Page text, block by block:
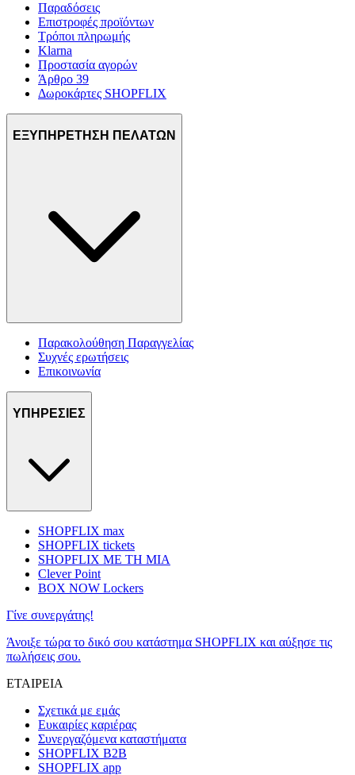
Παραδόσεις
Επιστροφές προϊόντων
Τρόποι πληρωμής
Klarna
Προστασία αγορών
Άρθρο 39
Δωροκάρτες SHOPFLIX
ΕΞΥΠΗΡΕΤΗΣΗ ΠΕΛΑΤΩΝ
Παρακολούθηση Παραγγελίας
Συχνές ερωτήσεις
Επικοινωνία
ΥΠΗΡΕΣΙΕΣ
SHOPFLIX max
SHOPFLIX tickets
SHOPFLIX ΜΕ ΤΗ ΜΙΑ
Clever Point
BOX NOW Lockers
Γίνε συνεργάτης!
Άνοιξε τώρα το δικό σου κατάστημα SHOPFLIX και αύξησε τις
πωλήσεις σου.
ΕΤΑΙΡΕΙΑ
Σχετικά με εμάς
Ευκαιρίες καριέρας
Συνεργαζόμενα καταστήματα
SHOPFLIX B2B
SHOPFLIX app